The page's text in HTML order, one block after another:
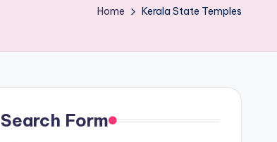
Home Kerala State Temples
Search Form